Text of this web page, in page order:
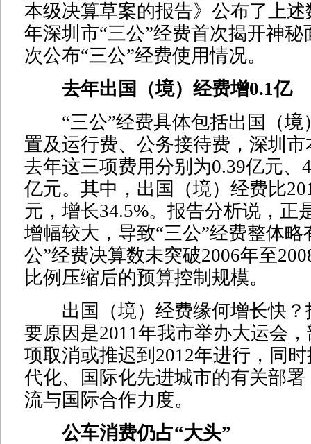
本级决算草案的报告》公布了上
年深圳市“三公”经费首次揭开神
次公布“三公”经费使用情况。
去年出国（境）经费增0.1亿
“三公”经费具体包括出国（境
置及运行费、公务接待费，深圳
去年这三项费用分别为0.39亿元、
亿元。其中，出国（境）经费比
元，增长34.5%。报告分析说，正
增幅较大，导致“三公”经费整体略
公”经费决算数未突破2006年至
比例压缩后的预算控制规模。
出国（境）经费缘何增长快？
要原因是2011年我市举办大运会
项取消或推迟到2012年进行，同
代化、国际化先进城市的有关部
流与国际合作力度。
公车消费仍占“大头”